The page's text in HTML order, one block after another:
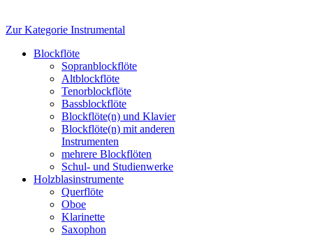
Zur Kategorie Instrumental
Blockflöte
Sopranblockflöte
Altblockflöte
Tenorblockflöte
Bassblockflöte
Blockflöte(n) und Klavier
Blockflöte(n) mit anderen
Instrumenten
mehrere Blockflöten
Schul- und Studienwerke
Holzblasinstrumente
Querflöte
Oboe
Klarinette
Saxophon